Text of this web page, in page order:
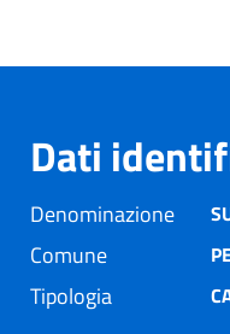
Dati
Denominazione
Comune
Tipologia